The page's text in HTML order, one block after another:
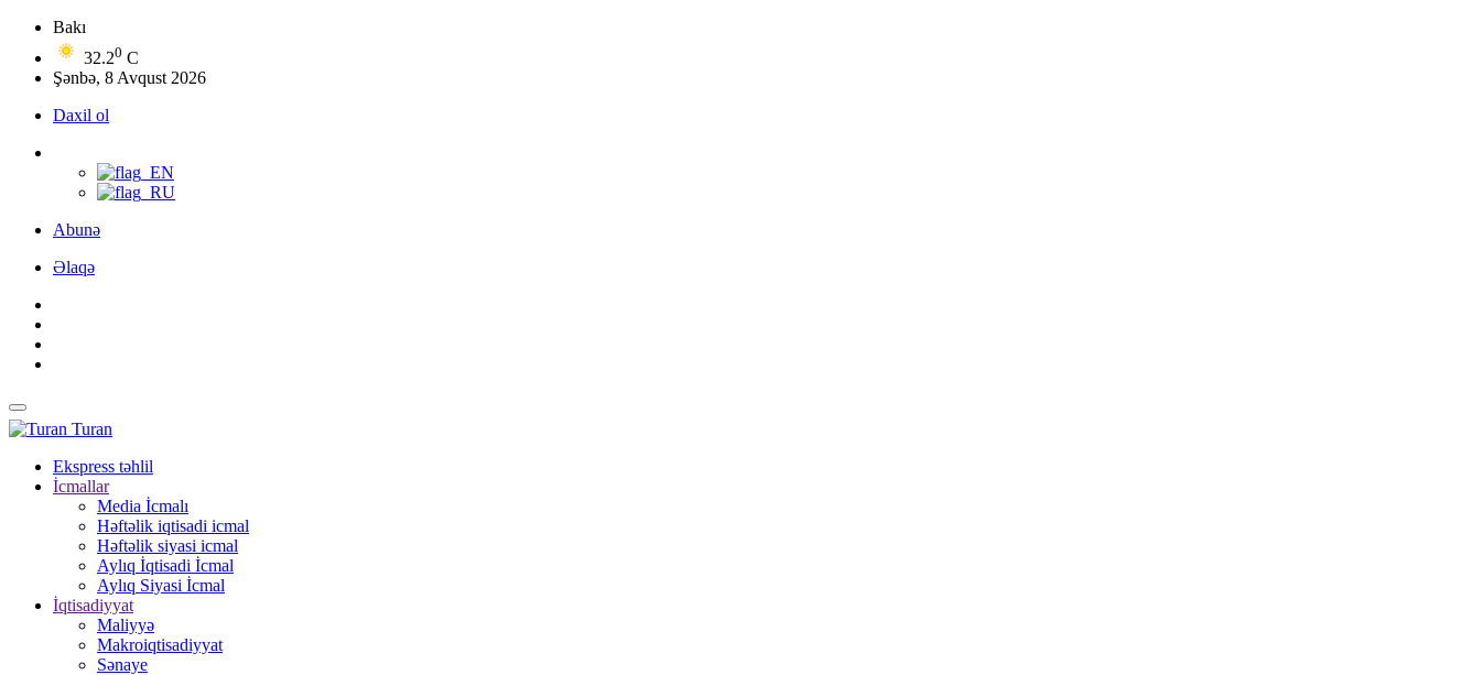
Bakı
32.20 C
Şənbə, 8 Avqust 2026
Daxil ol
Abunə
Əlaqə
Turan
Ekspress təhlil
İcmallar
Media İcmalı
Həftəlik iqtisadi icmal
Həftəlik siyasi icmal
Aylıq İqtisadi İcmal
Aylıq Siyasi İcmal
İqtisadiyyat
Maliyyə
Makroiqtisadiyyat
Sənaye